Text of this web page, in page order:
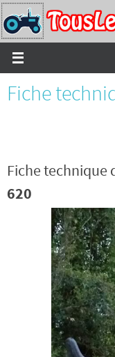
Passer
vers
le
contenu
Fiche
Fiche technique
620